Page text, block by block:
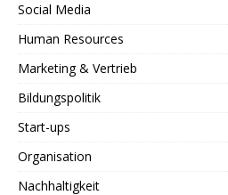
Social Media
Human Resources
Marketing & Vertrieb
Bildungspolitik
Start-ups
Organisation
Nachhaltigkeit